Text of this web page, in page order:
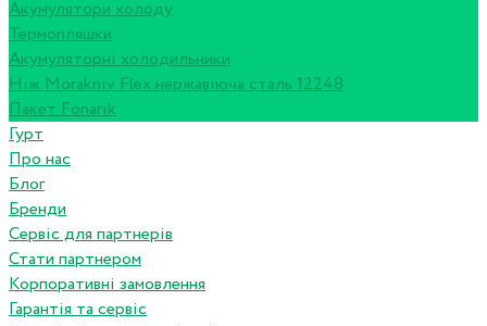
Акумулятори холоду
Термопляшки
Акумуляторні холодильники
Ніж Morakniv Flex нержавіюча сталь 12248
Пакет Fonarik
Гурт
Про нас
Блог
Бренди
Сервіс для партнерів
Стати партнером
Корпоративні замовлення
Гарантія та сервіс